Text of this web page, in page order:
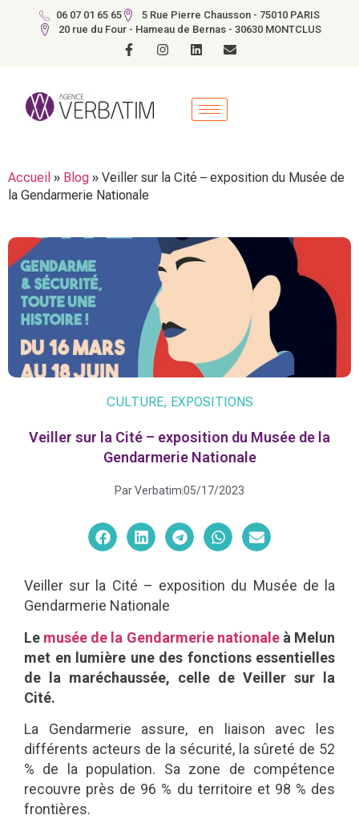
06 07 01 65 65
5 Rue Pierre Chausson - 75010 PARIS
20 rue du Four - Hameau de Bernas - 30630 MONTCLUS
Accueil » Blog » Veiller sur la Cité – exposition du Musée de
la Gendarmerie Nationale
CULTURE, EXPOSITIONS
Veiller sur la Cité – exposition du Musée de la
Gendarmerie Nationale
ParVerbatim05/17/2023
Veiller sur la Cité – exposition du Musée de la
Gendarmerie Nationale
Le musée de la Gendarmerie nationaleà Melun
met en lumière une des fonctions essentielles
de la maréchaussée, celle de Veiller sur la
Cité.
La Gendarmerie assure, en liaison avec les
différents acteurs de la sécurité, la sûreté de 52
% de la population. Sa zone de compétence
recouvre près de 96 % du territoire et 98 % des
frontières.